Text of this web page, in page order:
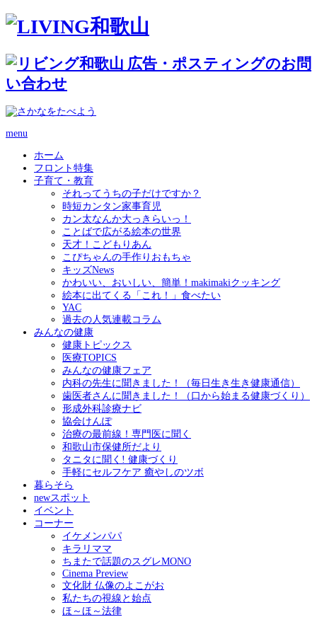
menu
ホーム
フロント特集
子育て・教育
それってうちの子だけですか？
時短カンタン家事育児
カン太なんか大っきらいっ！
ことばで広がる絵本の世界
天才！こどもりあん
こぴちゃんの手作りおもちゃ
キッズNews
かわいい、おいしい、簡単！makimakiクッキング
絵本に出てくる「これ！」食べたい
YAC
過去の人気連載コラム
みんなの健康
健康トピックス
医療TOPICS
みんなの健康フェア
内科の先生に聞きました！（毎日生き生き健康通信）
歯医者さんに聞きました！（口から始まる健康づくり）
形成外科診療ナビ
協会けんぽ
治療の最前線！専門医に聞く
和歌山市保健所だより
タニタに聞く! 健康づくり
手軽にセルフケア 癒やしのツボ
暮らそら
newスポット
イベント
コーナー
イケメンパパ
キラリママ
ちまたで話題のスグレMONO
Cinema Preview
文化財 仏像のよこがお
私たちの視線と始点
ほ～ほ～法律